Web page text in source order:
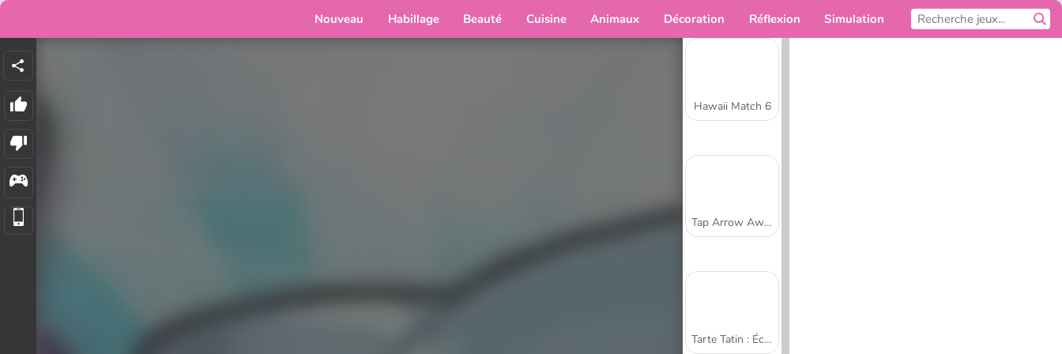
Nouveau Habillage Beauté Cuisine Animaux Décoration Réflexion Simulation
Hawaii Match 6
Tap Arrow Away
Tarte Tatin : École de cuisine de Sara